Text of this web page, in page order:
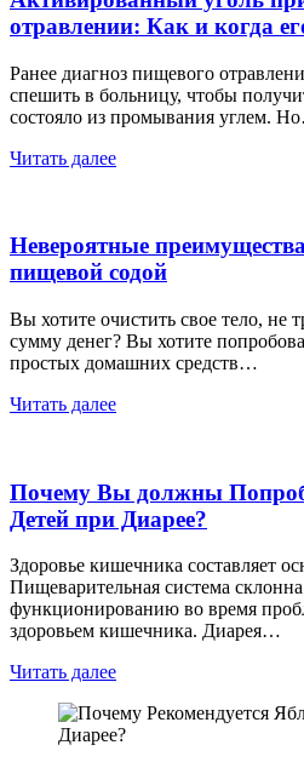
отравлении: Как и когда
Ранее диагноз пищевого
спешить в больницу, чтобы
состояло из промывания углем.
Читать далее
Невероятные
пищевой содой
Вы хотите очистить свое тело, не
сумму денег? Вы хотите
простых домашних средств…
Читать далее
Почему Вы должны
Детей при Диарее?
Здоровье кишечника составляет
Пищеварительная система
функционированию во время
здоровьем кишечника. Диарея…
Читать далее